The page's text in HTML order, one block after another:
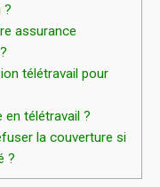
?
assurance
télétravail pour
en télétravail ?
la couverture si
?